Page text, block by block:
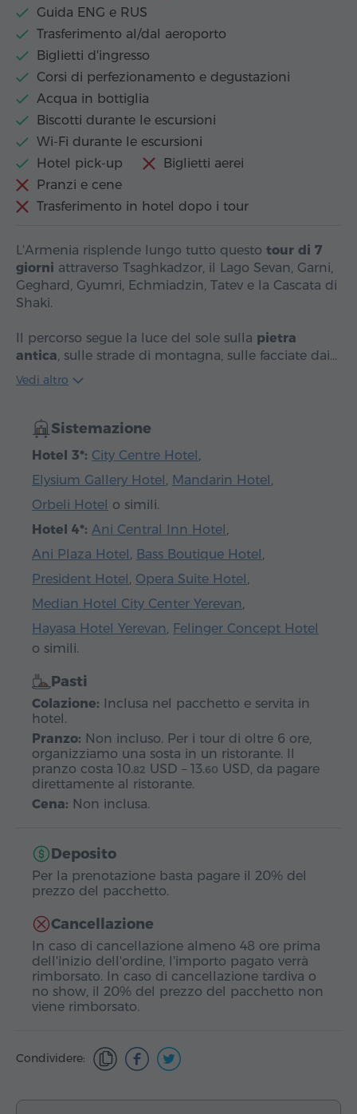
Guida ENG e RUS
Trasferimento al/dal aeroporto
Biglietti d'ingresso
Corsi di perfezionamento e degustazioni
Acqua in bottiglia
Biscotti durante le escursioni
Wi-Fi durante le escursioni
Hotel pick-up
Biglietti aerei
Pranzi e cene
Trasferimento in hotel dopo i tour
L'Armenia risplende lungo tutto questo tour di 7
giorni attraverso Tsaghkadzor, il Lago Sevan, Garni,
Geghard, Gyumri, Echmiadzin, Tatev e la Cascata di
Shaki.
Il percorso segue la luce del sole sulla pietra
antica, sulle strade di montagna, sulle facciate dai…
Vedi altro
Sistemazione
Hotel 3*: City Centre Hotel ,
Elysium Gallery Hotel , Mandarin Hotel ,
Orbeli Hotel o simili.
Hotel 4*: Ani Central Inn Hotel ,
Ani Plaza Hotel , Bass Boutique Hotel ,
President Hotel , Opera Suite Hotel ,
Median Hotel City Center Yerevan,
Hayasa Hotel Yerevan, Felinger Concept Hotel
o simili.
Pasti
Colazione: Inclusa nel pacchetto e servita in
hotel.
Pranzo: Non incluso. Per i tour di oltre 6 ore,
organizziamo una sosta in un ristorante. Il
pranzo costa 10.82 USD – 13.60 USD, da pagare
direttamente al ristorante.
Cena: Non inclusa.
Deposito
Per la prenotazione basta pagare il 20% del
prezzo del pacchetto.
Cancellazione
In caso di cancellazione almeno 48 ore prima
dell'inizio dell'ordine, l'importo pagato verrà
rimborsato. In caso di cancellazione tardiva o
no show, il 20% del prezzo del pacchetto non
viene rimborsato.
Condividere: